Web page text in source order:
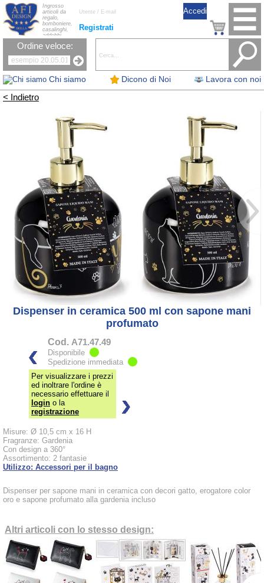
Chi siamo Dicono di Noi Lavora con noi
Registrati
Ingrosso
articoli da
regalo,
bomboniere,
casalinghi,
addobbi
natalizi, nastri,
oggettistica,
la tavola, fiori
artificiali e
candele.
Ordine veloce:
< Indietro
Dispenser in ceramica 500 ml con sapone mani
profumato
Cod. A71.47.49
Disponibile
Spedizione immediata
Per visualizzare i prezzi
ed inoltrare l'ordine è
necessario effettuare il
login o la
registrazione
Misure: Ø 10,5 cm x 16 H
Fragranze: Gardenia
Con design a 360°
Assortimento: 2 fantasie
Utilizzo: Accessori per il bagno
Dispenser per sapone mani in ceramica con decori gatto, erogatore color
oro e sapone profumato alla gardenia incluso
Altri articoli con lo stesso design: